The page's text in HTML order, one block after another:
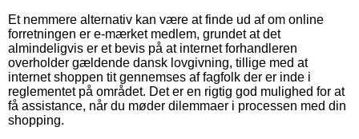
Et nemmere alternativ kan være at finde ud af om online
forretningen er e-mærket medlem, grundet at det
almindeligvis er et bevis på at internet forhandleren
overholder gældende dansk lovgivning, tillige med at
internet shoppen tit gennemses af fagfolk der er inde i
reglementet på området. Det er en rigtig god mulighed for at
få assistance, når du møder dilemmaer i processen med din
shopping.